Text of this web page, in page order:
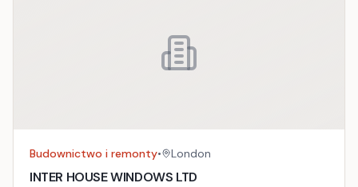
Budownictwo i remonty• London
INTER HOUSE WINDOWS LTD